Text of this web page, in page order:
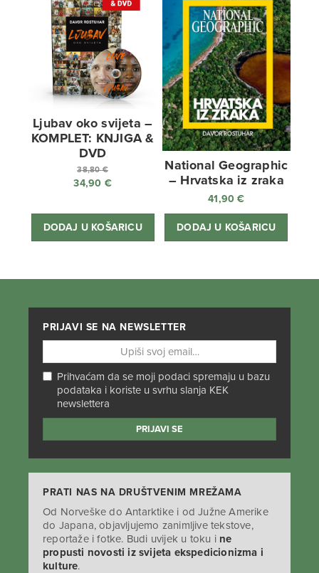
Ljubav oko svijeta –
KOMPLET: KNJIGA &
DVD
38,80€
Izvorna
bila
je:
34,90 €
cijena
je:
DODAJ U KOŠARICU
National Geographic
– Hrvatska iz zraka
41,90€
DODAJ U KOŠARICU
PRIJAVI SE NA NEWSLETTER
Prihvaćam da se moji podaci spremaju u bazu
podataka i koriste u svrhu slanja KEK
newslettera
PRATI NAS NA DRUŠTVENIM MREŽAMA
Od Norveške do Antarktike i od Južne Amerike
do Japana, objavljujemo zanimljive tekstove,
reportaže i fotke. Budi uvijek u toku i ne
propusti novosti iz svijeta ekspedicionizma i
kulture.